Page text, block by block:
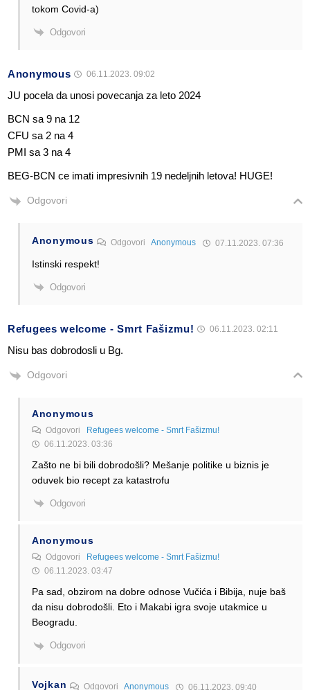
tokom Covid-a)
Odgovori
Anonymous 06.11.2023. 09:02
JU pocela da unosi povecanja za leto 2024
BCN sa 9 na 12
CFU sa 2 na 4
PMI sa 3 na 4
BEG-BCN ce imati impresivnih 19 nedeljnih letova! HUGE!
Odgovori
Anonymous OdgovoriAnonymous 07.11.2023. 07:36
Istinski respekt!
Odgovori
Refugees welcome - Smrt Fašizmu! 06.11.2023. 02:11
Nisu bas dobrodosli u Bg.
Odgovori
Anonymous
Odgovori Refugees welcome - Smrt Fašizmu!
06.11.2023. 03:36
Zašto ne bi bili dobrodošli? Mešanje politike u biznis je
oduvek bio recept za katastrofu
Odgovori
Anonymous
Odgovori
Refugees welcome - Smrt Fašizmu!
06.11.2023. 03:47
Pa sad, obzirom na dobre odnose Vučića i Bibija, nuje baš
da nisu dobrodošli. Eto i Makabi igra svoje utakmice u
Beogradu.
Odgovori
Vojkan OdgovoriAnonymous 06.11.2023. 09:40